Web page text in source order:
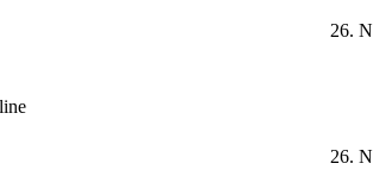
26.
26.